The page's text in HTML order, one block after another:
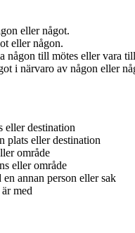
eller något.
eller någon.
någon till mötes eller vara
i närvaro av någon eller
eller destination
plats eller destination
område
eller område
annan person eller sak
med